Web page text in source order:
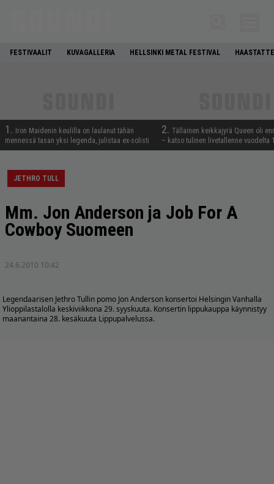
FESTIVAALIT KUVAGALLERIA HELLSINKI METAL FESTIVAL
1.
Iron Maidenin keulilla on laulanut tähän
mennessä tasan yksi legenda, julistaa ex-solisti
2. Tällainen keikkajyrä Queen oli
– katso tulinen livetallenne vuodelta
JETHRO TULL
Mm. Jon Anderson ja Job For A
Cowboy Suomeen
24.6.2010 10:42
Legendaarisen Jethro Tullin pomo Jon Anderson konsertoi Helsingin Vanhalla
Ylioppilastalolla keskiviikkona 29. syyskuuta. Konsertin lippukauppa käynnistyy
maanantaina 28. kesäkuuta Lippupalvelussa.